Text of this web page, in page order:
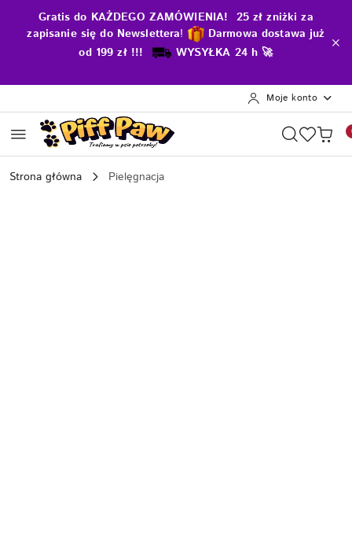
Przejdź do treści głównej
Przejdź do wyszukiwarki
Przejdź do moje konto
Przejdź do menu głównego
Przejdź do opisu produktu
Przejdź do stopki
Gratis do KAŻDEGO ZAMÓWIENIA! 25 zł zniżki za
zapisanie się do Newslettera! Darmowa dostawa już
od 199 zł !!!
WYSYŁKA 24 h 🚀
Moje konto
Strona główna Pielęgnacja